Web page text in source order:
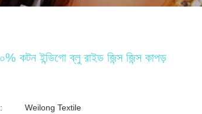
কটন ইন্ডিগো ব্লু রাইড জিন্স জিন্স কাপড়
Weilong Textile